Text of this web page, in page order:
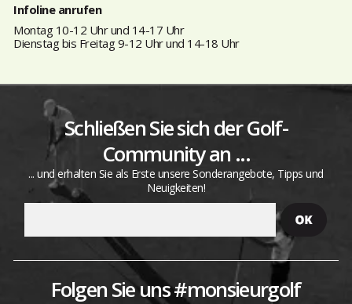
Infoline anrufen
Montag 10-12 Uhr und 14-17 Uhr
Dienstag bis Freitag 9-12 Uhr und 14-18 Uhr
Schließen Sie sich der Golf-
Community an ...
... und erhalten Sie als Erste unsere Sonderangebote, Tipps und
Neuigkeiten!
Folgen Sie uns #monsieurgolf